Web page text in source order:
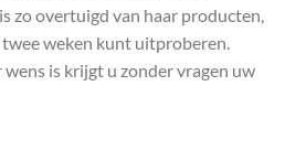
zo overtuigd van haar producten,
weken kunt uitproberen.
is krijgt u zonder vragen uw